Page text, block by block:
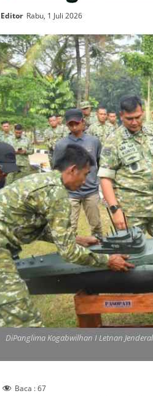
Editor Rabu, 1 Juli 2026
DiPanglima Kogabwilhan I Letnan
Baca :67